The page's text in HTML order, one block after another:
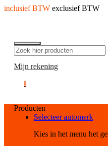
inclusief BTW exclusief BTW
Mijn rekening
0
Producten
Selecteer automerk
Kies in het menu het